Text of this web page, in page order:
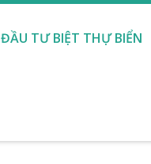
ĐẦU TƯ BIỆT THỰ BIỂN